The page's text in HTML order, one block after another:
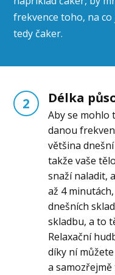
frekvence toho, na
tedy čaker.
2 Délka
Aby se
danou
většina
takže vaše
snaží naladit,
až 4
dnešních
skladbu, a to
Relaxační
díky ní
a